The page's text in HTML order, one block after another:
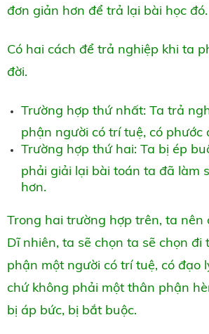
đơn giản hơn để trả lại bài học đó.
Có hai cách để trả nghiệp khi ta
đời.
Trường hợp thứ nhất: Ta trả
phận người có trí tuệ, có phước
Trường hợp thứ hai: Ta bị ép
phải giải lại bài toán ta đã làm
hơn.
Trong hai trường hợp trên, ta nên
Dĩ nhiên, ta sẽ chọn ta sẽ chọn đi
phận một người có trí tuệ, có đạo
chứ không phải một thân phận
bị áp bức, bị bắt buộc.